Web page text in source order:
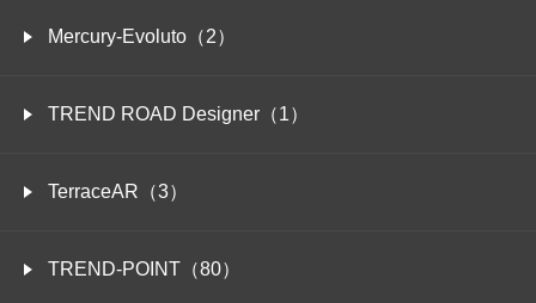
Mercury-Evoluto（2）
TREND ROAD Designer（1）
TerraceAR（3）
TREND-POINT（80）